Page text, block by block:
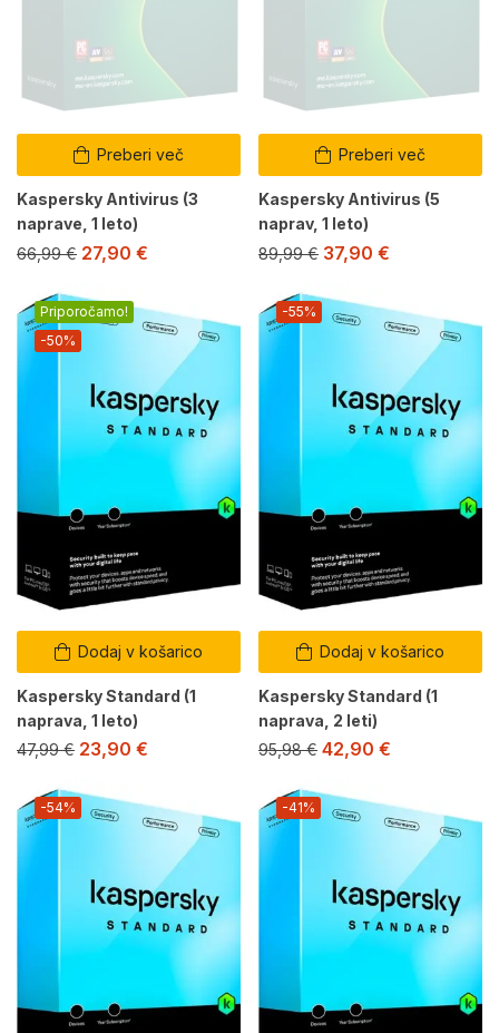
Preberi več
Kaspersky Antivirus (3
naprave, 1 leto)
66,99€ 27,90 €
Preberi več
Kaspersky Antivirus (5
naprav, 1 leto)
89,99€ 37,90 €
Dodaj v košarico
-50%
Priporočamo!
Kaspersky Standard (1
naprava, 1 leto)
47,99€ 23,90 €
Dodaj v košarico
-55%
Kaspersky Standard (1
naprava, 2 leti)
95,98€ 42,90 €
-54% -41%